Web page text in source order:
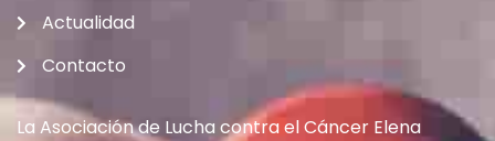
Actualidad
Contacto
La Asociación de Lucha contra el Cáncer Elena